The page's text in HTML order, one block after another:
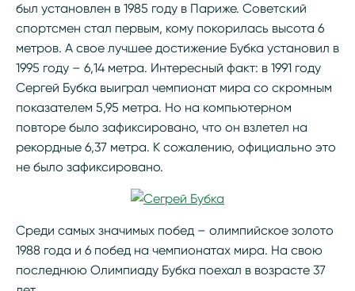
был установлен в 1985 году в Париже. Советский
спортсмен стал первым, кому покорилась высота 6
метров. А свое лучшее достижение Бубка установил в
1995 году – 6,14 метра. Интересный факт: в 1991 году
Сергей Бубка выиграл чемпионат мира со скромным
показателем 5,95 метра. Но на компьютерном
повторе было зафиксировано, что он взлетел на
рекордные 6,37 метра. К сожалению, официально это
не было зафиксировано.
Среди самых значимых побед – олимпийское золото
1988 года и 6 побед на чемпионатах мира. На свою
последнюю Олимпиаду Бубка поехал в возрасте 37